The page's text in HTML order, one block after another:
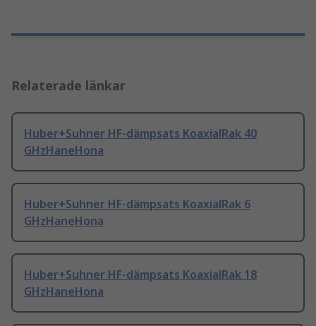
Relaterade länkar
Huber+Suhner HF-dämpsats KoaxialRak 40
GHzHaneHona
Huber+Suhner HF-dämpsats KoaxialRak 6
GHzHaneHona
Huber+Suhner HF-dämpsats KoaxialRak 18
GHzHaneHona